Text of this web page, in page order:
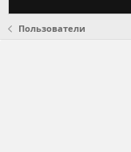
Пользователи